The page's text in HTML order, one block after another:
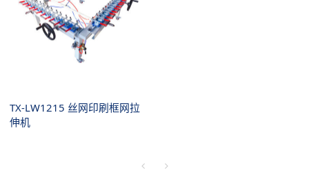
TX-LW1215 丝网印刷框网拉
伸机